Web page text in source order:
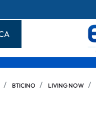
BTICINO LIVING NOW